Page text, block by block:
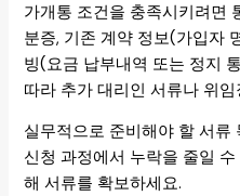
가개통 조건을 충족시키려면
분증, 기존 계약 정보(가입자
빙(요금 납부내역 또는 정지
따라 추가 대리인 서류나 위
실무적으로 준비해야 할 서류
신청 과정에서 누락을 줄일
해 서류를 확보하세요.